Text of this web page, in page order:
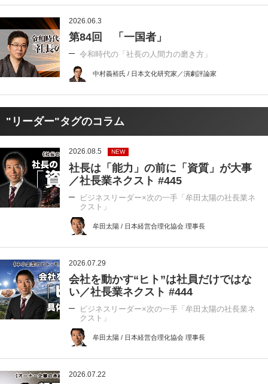
2026.06.3
第84回 「一国者」
令和時代の「社長の人間力の磨き方」
中村義裕氏 / 日本文化研究家／演劇評論家
"リーダー"タグのコラム
2026.08.5 NEW
社長は「能力」の前に「資質」が大事
／社長業ネクスト #445
ビジネスリーダー×次の一手「牟田太陽の社長業ネ
クスト」
牟田太陽 / 日本経営合理化協会 理事長
2026.07.29
会社を動かす“ヒト”は社員だけではな
い／社長業ネクスト #444
ビジネスリーダー×次の一手「牟田太陽の社長業ネ
クスト」
牟田太陽 / 日本経営合理化協会 理事長
2026.07.22